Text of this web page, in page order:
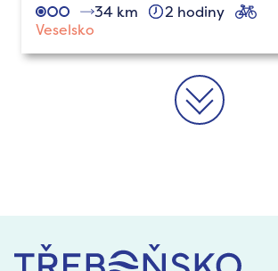
34 km
2 hodiny
Veselsko
>>